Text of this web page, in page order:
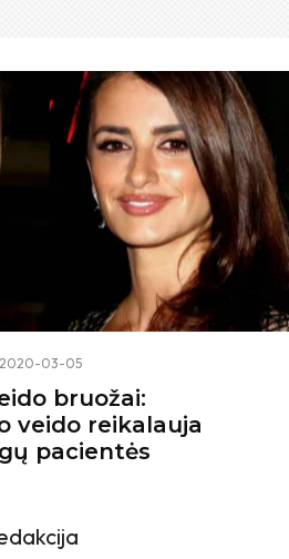
2020-03-05
bruožai:
veido reikalauja
pacientės